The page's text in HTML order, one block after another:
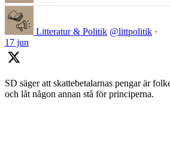
Litteratur & Politik @littpolitik ·
17 jun
SD säger att skattebetalarnas pengar är
och låt någon annan stå för principerna.